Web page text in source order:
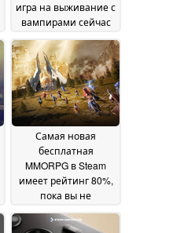
игра на выживание с
вампирами сейчас
рекордно низком
уровне в Steam18 May
2026
Самая новая
бесплатная
MMORPG в Steam
имеет рейтинг 80%,
пока вы не
повнимательнее